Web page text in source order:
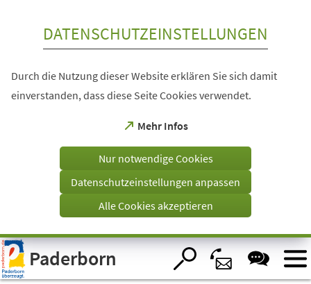
Visuelle
Assistenzsoftware
öffnen.
DATENSCHUTZEINSTELLUNGEN
Durch die Nutzung dieser Website erklären Sie sich damit
einverstanden, dass diese Seite Cookies verwendet.
Mehr Infos
(Öffnet
einem
Tab)
Nur notwendige Cookies
Datenschutzeinstellungen anpassen
Alle Cookies akzeptieren
Paderborn